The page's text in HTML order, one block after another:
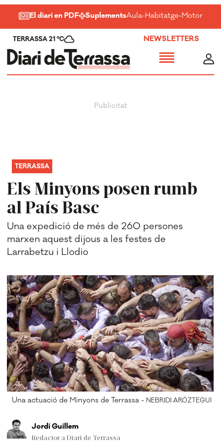
El diari en PDF SuplementsAula-Habitatge-Motor-
TERRASSA 21 ºC NEWSLETTERS
Els Minyons posen rumb
al País Basc
TERRASSA
Una expedició de més de 260 persones
marxen aquest dijous a les festes de
Larrabetzu i Llodio
Una actuació de Minyons de Terrassa - NEBRIDI ARÓZTEGUI
Jordi Guillem
Redactor a Diari de Terrassa